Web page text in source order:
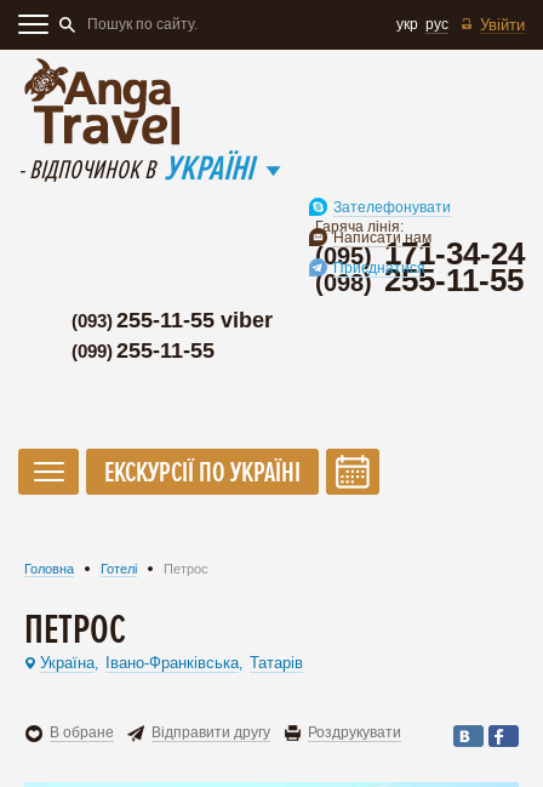
Увійти
укр рус
- ВІДПОЧИНОК В УКРАЇНІ
Гаряча лінія:
(095)171-34-24
(098)255-11-55
(093)255-11-55 viber
(099)255-11-55
Зателефонувати
Написати нам
Приєднатися
ЕКСКУРСІЇ ПО УКРАЇНІ
Головна Готелі Петрос
ПЕТРОС
Україна, Івано-Франківська, Татарів
В обране Відправити другу Роздрукувати